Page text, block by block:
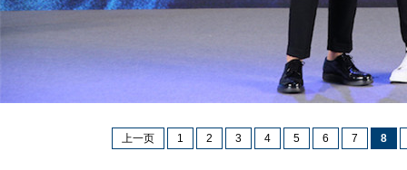
上一页 1 2 3 4 5 6 7 8